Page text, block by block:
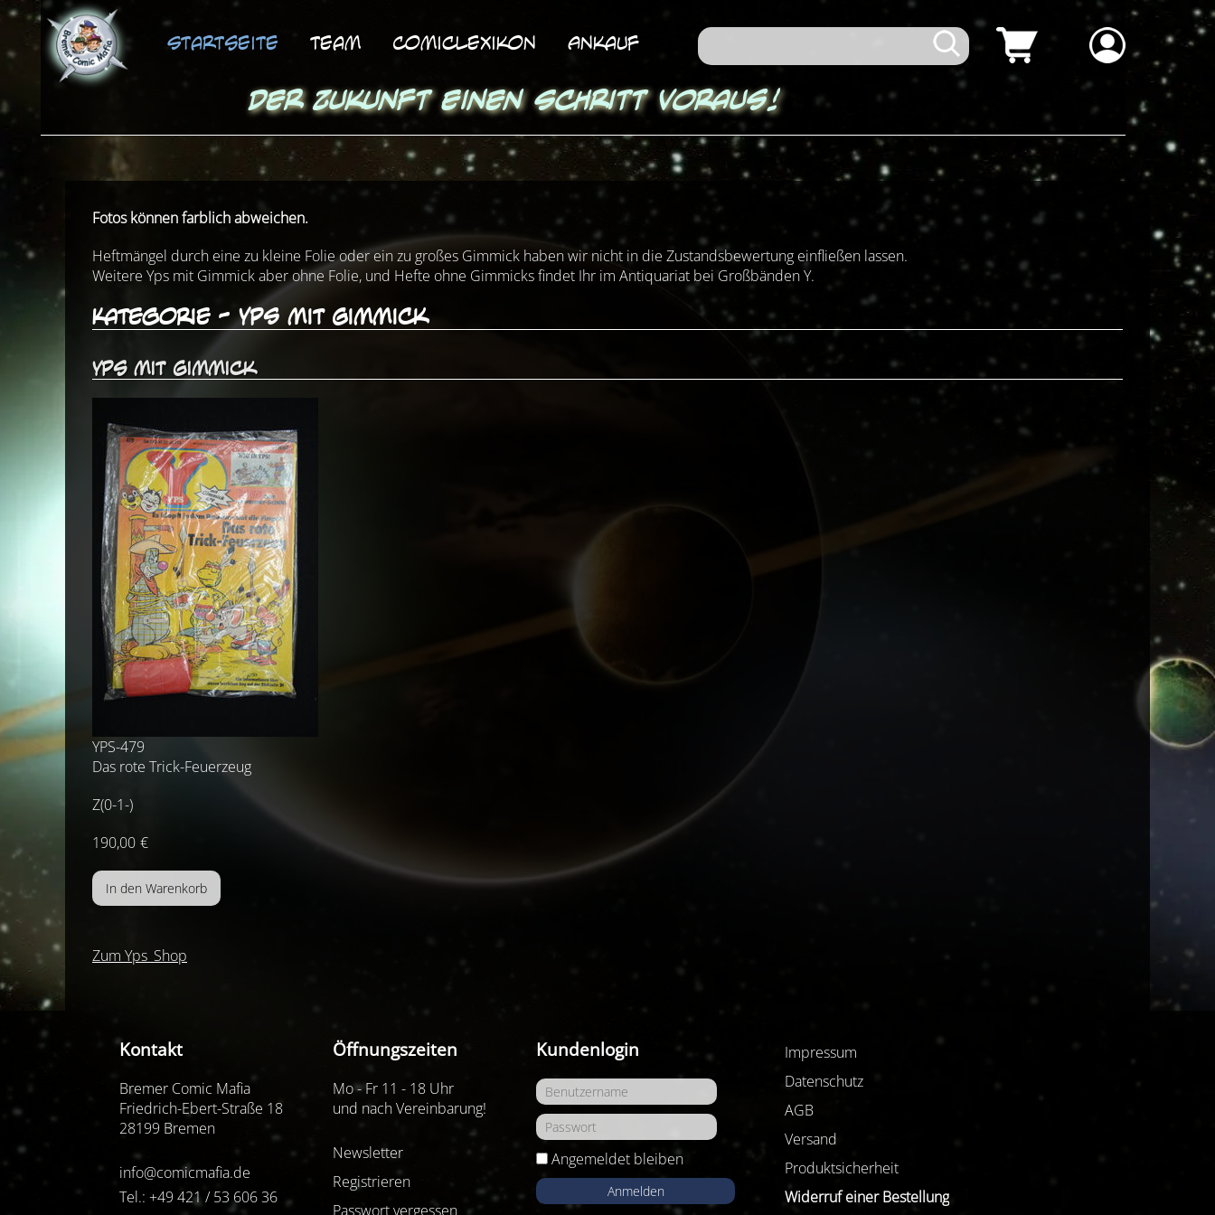
Startseite Team ComicLexikon Ankauf
Der Zukunft einen Schritt voraus!
Fotos können farblich abweichen.
Heftmängel durch eine zu kleine Folie oder ein zu großes Gimmick haben wir nicht in die Zustandsbewertung einfließen lassen.
Weitere Yps mit Gimmick aber ohne Folie, und Hefte ohne Gimmicks findet Ihr im Antiquariat bei Großbänden Y.
Kategorie - Yps mit Gimmick
Yps mit Gimmick
YPS-479
Das rote Trick-Feuerzeug
Z(0-1-)
190,00 €
Zum Yps_Shop
Kontakt
Bremer Comic Mafia
Friedrich-Ebert-Straße 18
28199 Bremen
info@comicmafia.de
Tel.: +49 421 / 53 606 36
Öffnungszeiten
Mo - Fr 11 - 18 Uhr
und nach Vereinbarung!
Newsletter
Registrieren
Passwort vergessen
Kundenlogin
Angemeldet bleiben
Anmelden
Impressum
Datenschutz
AGB
Versand
Produktsicherheit
Widerruf einer Bestellung